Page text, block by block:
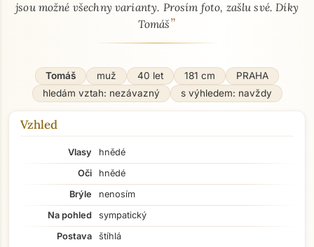
jsou možné všechny varianty. Prosím foto, zašlu své. Díky
Tomáš”
Tomáš muž 40 let 181 cm
PRAHA
hledám vztah: nezávazný
s výhledem: navždy
Vzhled
Vlasy
hnědé
Oči
hnědé
Brýle
nenosím
Na pohled
sympatický
Postava
štíhlá